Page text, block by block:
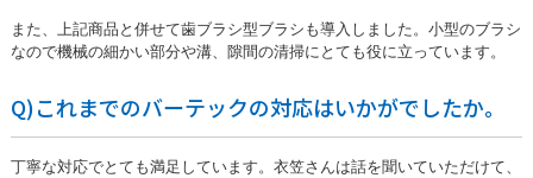
また、上記商品と併せて歯ブラシ型ブラシも導入しました。小型のブラシ
なので機械の細かい部分や溝、隙間の清掃にとても役に立っています。
Q)これまでのバーテックの対応はいかがでしたか。
丁寧な対応でとても満足しています。衣笠さんは話を聞いていただけて、